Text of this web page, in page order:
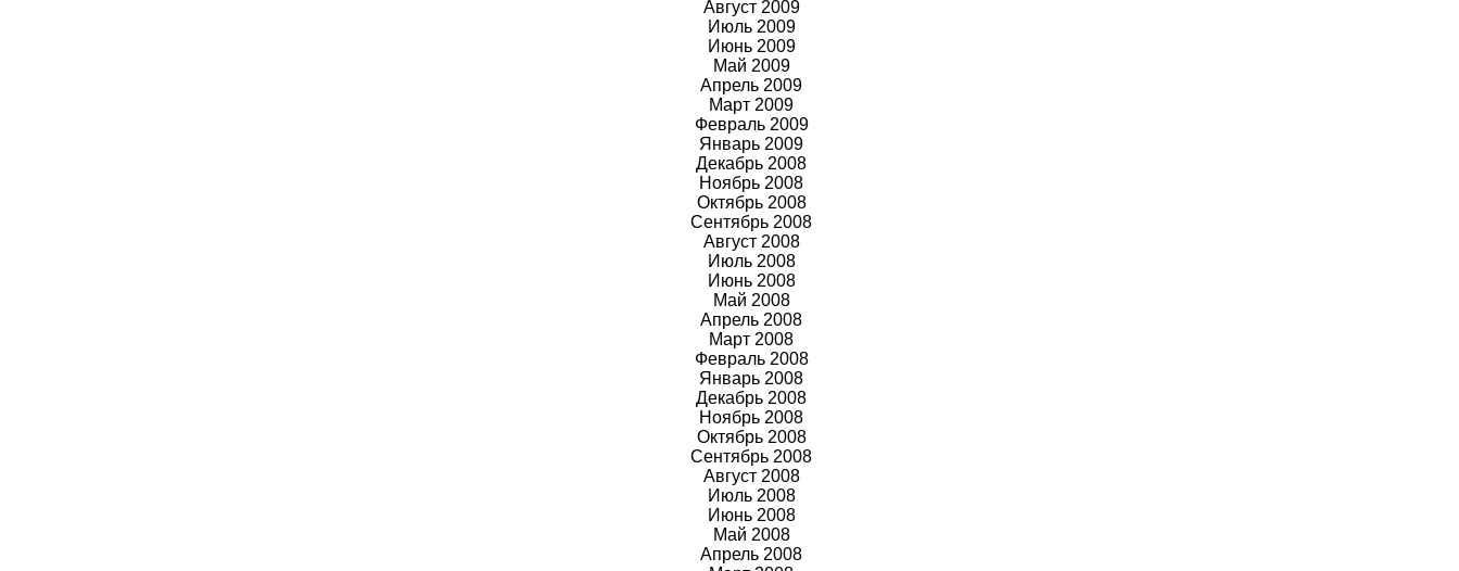
Август 2009
Июль 2009
Июнь 2009
Май 2009
Апрель 2009
Март 2009
Февраль 2009
Январь 2009
Декабрь 2008
Ноябрь 2008
Октябрь 2008
Сентябрь 2008
Август 2008
Июль 2008
Июнь 2008
Май 2008
Апрель 2008
Март 2008
Февраль 2008
Январь 2008
Декабрь 2008
Ноябрь 2008
Октябрь 2008
Сентябрь 2008
Август 2008
Июль 2008
Июнь 2008
Май 2008
Апрель 2008